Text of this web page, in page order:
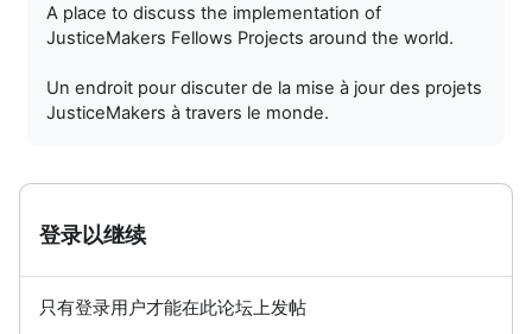
A place to discuss the implementation of
JusticeMakers Fellows Projects around the world.
Un endroit pour discuter de la mise à jour des projets
JusticeMakers à travers le monde.
登录以继续
只有登录用户才能在此论坛上发帖